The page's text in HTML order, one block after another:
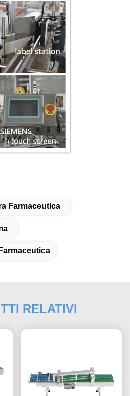
Farmaceutica
RELATIVI